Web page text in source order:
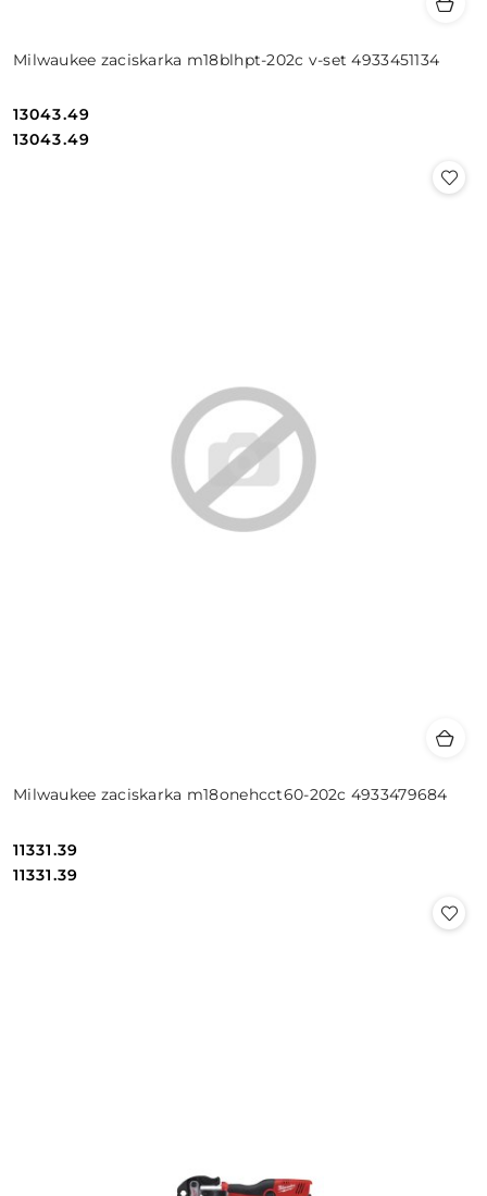
Milwaukee zaciskarka m18blhpt-202c v-set 4933451134
Cena:
13043.49
Cena:
13043.49
Milwaukee zaciskarka m18onehcct60-202c 4933479684
Cena:
11331.39
Cena:
11331.39